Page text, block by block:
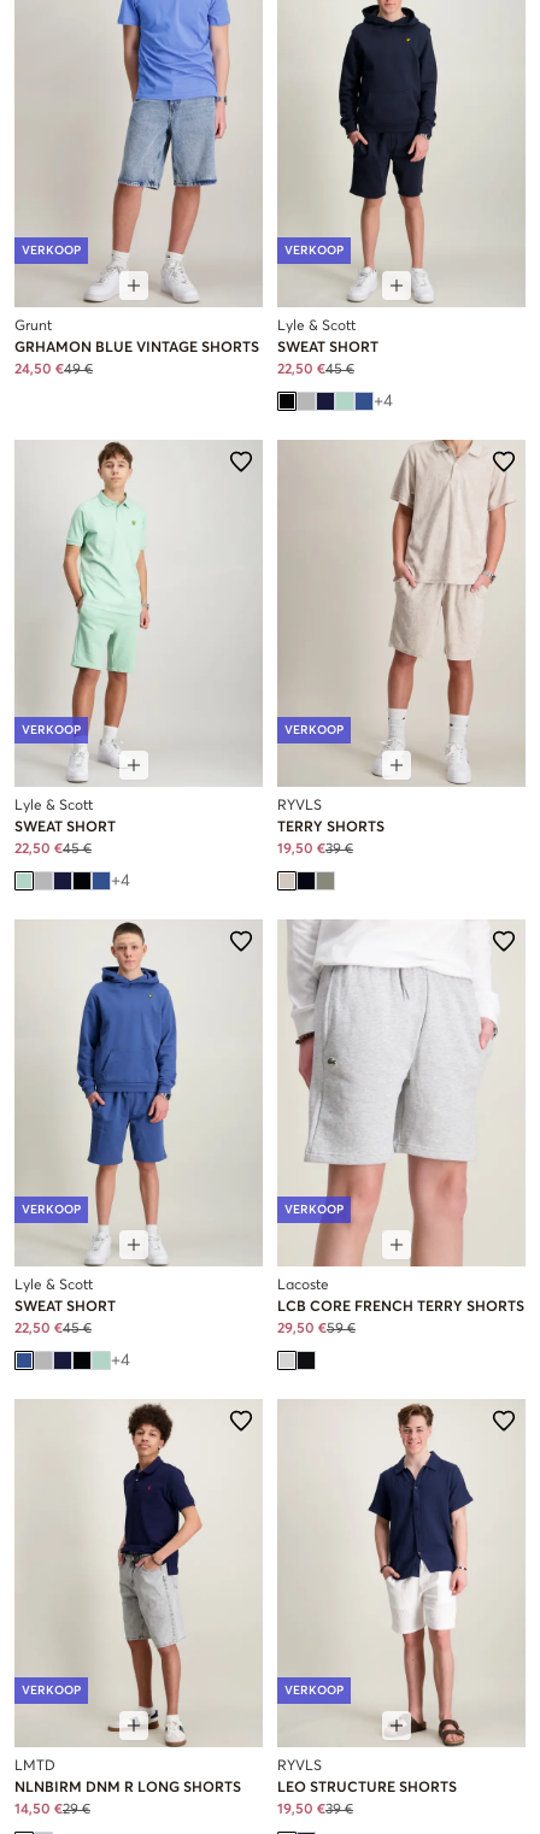
VERKOOP
Grunt
GRHAMON BLUE VINTAGE SHORTS
24,50 €49 €
VERKOOP
Lyle & Scott
SWEAT SHORT
22,50 €45 €
+4
VERKOOP
Lyle & Scott
SWEAT SHORT
22,50 €45 €
+4
VERKOOP
RYVLS
TERRY SHORTS
19,50 €39 €
VERKOOP
Lyle & Scott
SWEAT SHORT
22,50 €45 €
+4
VERKOOP
Lacoste
LCB CORE FRENCH TERRY SHORTS
29,50 €59 €
VERKOOP
LMTD
NLNBIRM DNM R LONG SHORTS
14,50 €29 €
VERKOOP
RYVLS
LEO STRUCTURE SHORTS
19,50 €39 €